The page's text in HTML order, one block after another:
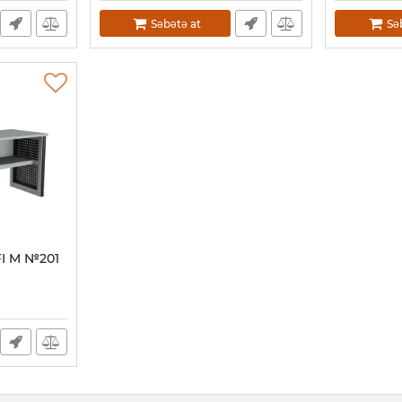
Səbətə at
M №201